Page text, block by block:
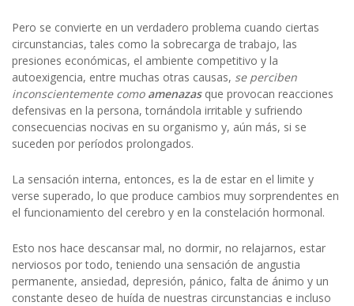
Pero se convierte en un verdadero problema cuando ciertas
circunstancias, tales como la sobrecarga de trabajo, las
presiones económicas, el ambiente competitivo y la
autoexigencia, entre muchas otras causas, se perciben
inconscientemente como amenazasque provocan reacciones
defensivas en la persona, tornándola irritable y sufriendo
consecuencias nocivas en su organismo y, aún más, si se
suceden por períodos prolongados.
La sensación interna, entonces, es la de estar en el limite y
verse superado, lo que produce cambios muy sorprendentes en
el funcionamiento del cerebro y en la constelación hormonal.
Esto nos hace descansar mal, no dormir, no relajarnos, estar
nerviosos por todo, teniendo una sensación de angustia
permanente, ansiedad, depresión, pánico, falta de ánimo y un
constante deseo de huída de nuestras circunstancias e incluso